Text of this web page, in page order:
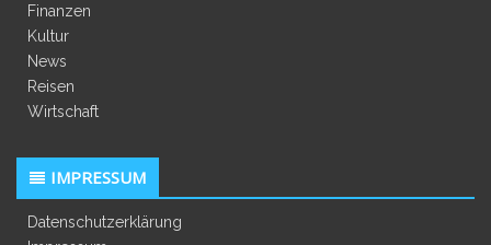
Finanzen
Kultur
News
Reisen
Wirtschaft
IMPRESSUM
Datenschutzerklärung